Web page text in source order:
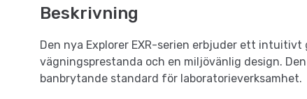
Beskrivning
Den nya Explorer EXR-serien erbjuder ett
vägningsprestanda och en miljövänlig design.
banbrytande standard för laboratorieverksamhet.